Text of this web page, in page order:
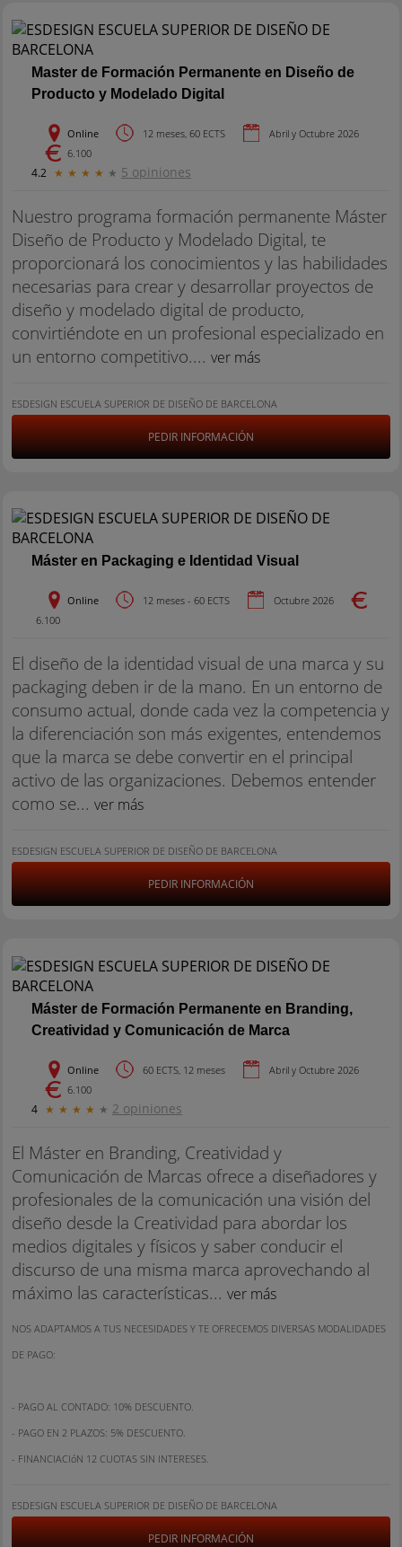
Master de Formación Permanente en Diseño de
Producto y Modelado Digital
Online 12 meses, 60 ECTS
Abril y Octubre 2026
6.100
4.2 ★ ★ ★ ★ ★ 5 opiniones
Nuestro programa formación permanente Máster
Diseño de Producto y Modelado Digital, te
proporcionará los conocimientos y las habilidades
necesarias para crear y desarrollar proyectos de
diseño y modelado digital de producto,
convirtiéndote en un profesional especializado en
un entorno competitivo.... ver más
ESDESIGN ESCUELA SUPERIOR DE DISEÑO DE BARCELONA
PEDIR INFORMACIÓN
Máster en Packaging e Identidad Visual
Online 12 meses - 60 ECTS
Octubre 2026
6.100
El diseño de la identidad visual de una marca y su
packaging deben ir de la mano. En un entorno de
consumo actual, donde cada vez la competencia y
la diferenciación son más exigentes, entendemos
que la marca se debe convertir en el principal
activo de las organizaciones. Debemos entender
como se... ver más
ESDESIGN ESCUELA SUPERIOR DE DISEÑO DE BARCELONA
PEDIR INFORMACIÓN
Máster de Formación Permanente en Branding,
Creatividad y Comunicación de Marca
Online 60 ECTS, 12 meses
Abril y Octubre 2026
6.100
4 ★ ★ ★ ★ ★ 2 opiniones
El Máster en Branding, Creatividad y
Comunicación de Marcas ofrece a diseñadores y
profesionales de la comunicación una visión del
diseño desde la Creatividad para abordar los
medios digitales y físicos y saber conducir el
discurso de una misma marca aprovechando al
máximo las características... ver más
NOS ADAPTAMOS A TUS NECESIDADES Y TE OFRECEMOS DIVERSAS MODALIDADES
DE PAGO:
- PAGO AL CONTADO: 10% DESCUENTO.
- PAGO EN 2 PLAZOS: 5% DESCUENTO.
- FINANCIACIóN 12 CUOTAS SIN INTERESES.
ESDESIGN ESCUELA SUPERIOR DE DISEÑO DE BARCELONA
PEDIR INFORMACIÓN